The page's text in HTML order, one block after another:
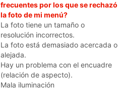
frecuentes por los que se rechazó
la foto de mi menú?
La foto tiene un tamaño o
resolución incorrectos.
La foto está demasiado acercada o
alejada.
Hay un problema con el encuadre
(relación de aspecto).
Mala iluminación